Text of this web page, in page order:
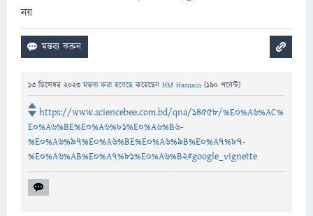
নয়
13 ডিসেম্বর 2023 মন্তব্য করা হয়েছেকরেছেন HM Hasnain (190 পয়েন্ট)
https://www.sciencebee.com.bd/qna/14558/%E0%A6%AC%
E0%A6%BE%E0%A6%81%E0%A6%B6-
%E0%A6%97%E0%A6%BE%E0%A6%9B%E0%A7%87-
%E0%A6%AB%E0%A7%81%E0%A6%B2#google_vignette